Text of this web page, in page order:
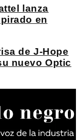
lanza
en
de J-Hope
nuevo Optic